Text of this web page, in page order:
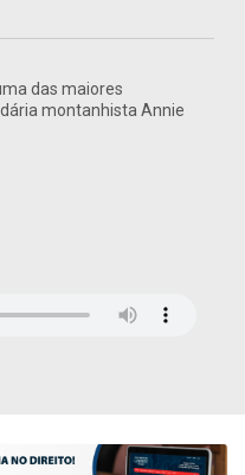
das maiores
montanhista Annie